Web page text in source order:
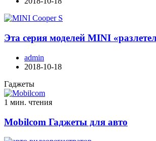
Эта серия моделей MINI
admin
2018-10-18
Гаджеты
1 мин. чтения
Mobilcom Гаджеты для авто